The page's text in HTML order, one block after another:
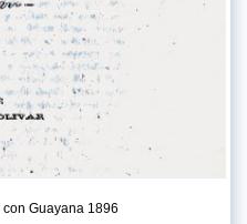
Guayana 1896